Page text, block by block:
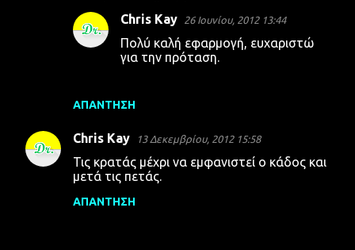
ΑΠΆΝΤΗΣΗ
Chris Kay 26 Ιουνίου, 2012 13:44
Πολύ καλή εφαρμογή, ευχαριστώ
για την πρόταση.
Chris Kay 13 Δεκεμβρίου, 2012 15:58
Τις κρατάς μέχρι να εμφανιστεί ο κάδος και
μετά τις πετάς.
ΑΠΆΝΤΗΣΗ